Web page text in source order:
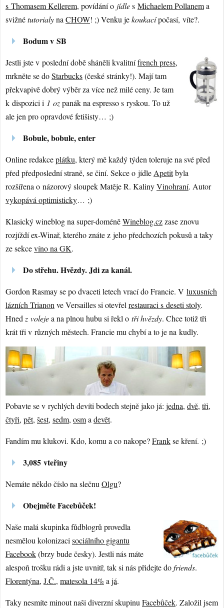
s Thomasem Kellerem, povídání o jídles Michaelem Pollanema
svižnétutorialyna CHOW! ;) Venku jekoukacípočasí, víte?.
Bodum v SB
Jestli jste v poslední době sháněli kvalitnífrench press,
mrkněte se doStarbucks(české stránky!). Mají tam
překvapivě dobrý výběr za více než milé ceny. Je tam
k dispozici i 1 ozpanák na espresso s ryskou. To už
ale jen pro opravdové fetišisty… ;)
Bobule, bobule, enter
Online redakceplátku, který mě každý týden toleruje na své před
před předposlední straně, se činí. Sekce o jídle Apetitbyla
rozšířena o názorový sloupek Matěje R. KalinyVinohraní. Autor
vykopává optimisticky… ;)
Klasický wineblog na super-doméněWineblog.czzase znovu
rozjíždí ex-Winař, kterého znáte z jeho předchozích pokusů a taky
ze sekcevíno na GK.
Do střehu. Hvězdy. Jdi za kanál.
Gordon Rasmay se po dvaceti letech vrací do Francie. V luxusních
lázních Trianon ve Versailles si otevřel restauraci s deseti stoly.
Hned z volejea na plnou hubu si řekl o tři hvězdy. Chce totiž tři
krát tři v různých městech. Francie mu chybí a to je na kudly.
Pobavte se v rychlých devíti bodech stejně jako já: jedna, dvě, tři,
čtyři, pět, šest, sedm, osma devět.
Fandím mu klukovi. Kdo, komu a co nakope?Frankse kření. ;)
3,085 vteřiny
Nemáte někdo číslo na slečnu Olgu?
Obejměte Facebůček!
Naše malá skupinka fůdblogrů provedla
nesmělou kolonizaci sociálního gigantu
Facebook(brzy bude česky). Jestli nás máte
alespoň trošku rádi a jste uvnitř, tak si nás přidejte dofriends.
Florentýna, J.Č., matesola 14%a já.
Taky nesmíte minout naši diverzní skupinu Facebůček. Založil jsem